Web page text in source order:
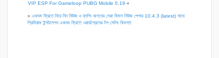
VIP ESP For Gameloop PUBG Mobile 0.19 «
» একদম ফ্রিতে নিয়ে নিন নিউজ ও ব্লগিং জগতের সেরা থিমস নিউজ পেপার 10.4.3 (latest) সাথে
প্রিমিয়াম ইন্সটলেশন একদম ফ্রি!!! ওয়ার্ডপ্রেসের টপ সেলিং থিমস!!